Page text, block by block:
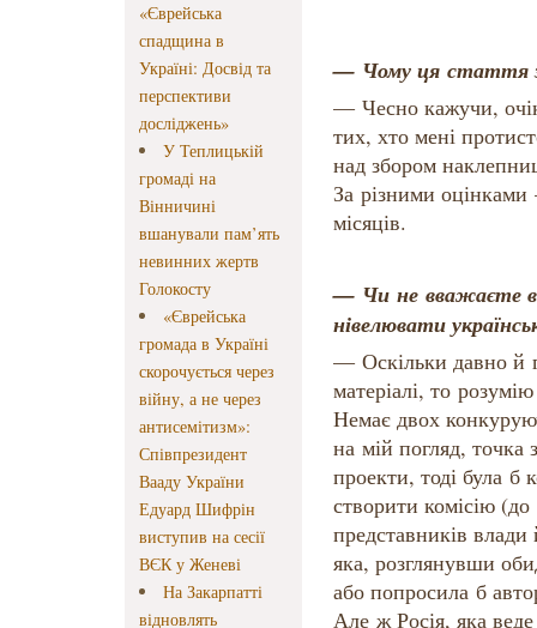
«Єврейська
спадщина в
Україні: Досвід та
перспективи
досліджень»
У Теплицькій
громаді на
Вінничині
вшанували пам’ять
невинних жертв
Голокосту
«Єврейська
громада в Україні
скорочується через
війну, а не через
антисемітизм»:
Співпрезидент
Вааду України
Едуард Шифрін
виступив на сесії
ВЄК у Женеві
На Закарпатті
відновлять
— Чому ця стаття
— Чесно кажучи,
тих, хто мені
над збором
За різними
місяців.
— Чи не вважаєте
нівелювати
— Оскільки давно й
матеріалі, то
Немає двох
на мій погляд, точка
проекти, тоді була
створити комісію
представників влади
яка, розглянувши
або попросила б
Але ж Росія, яка